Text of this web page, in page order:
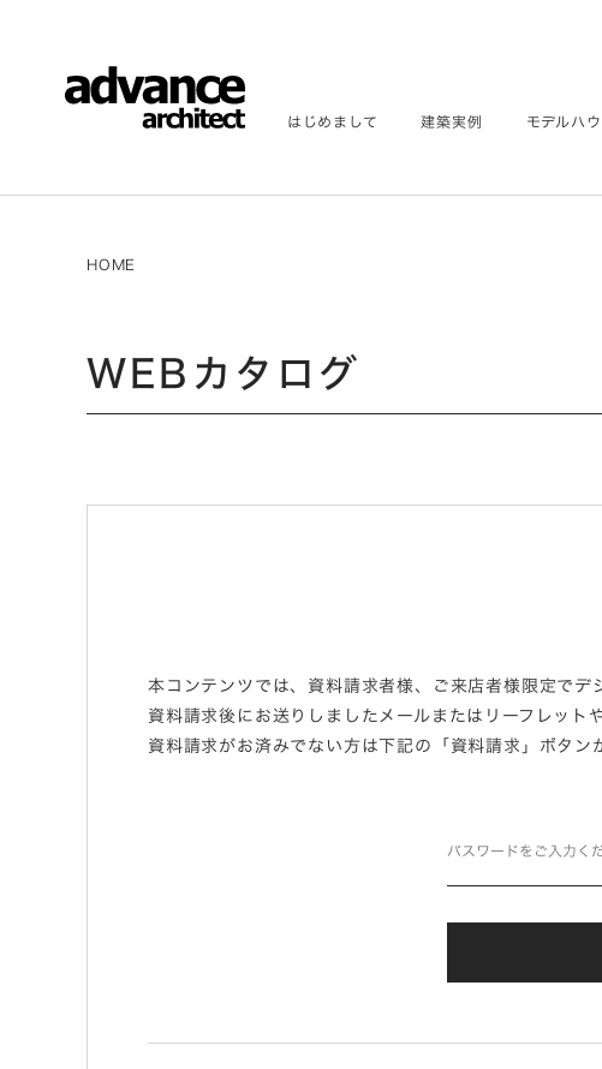
はじめまして 建築実例 モデルハウ
HOME
WEBカタログ
本コンテンツでは、資料請求者様、ご来店者様限定でデ
資料請求後にお送りしましたメールまたはリーフレッ
資料請求がお済みでない方は下記の「資料請求」ボタン